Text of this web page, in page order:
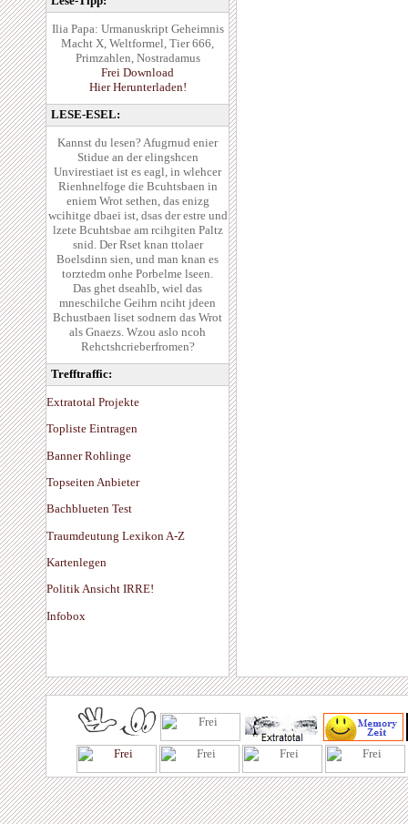
Ilia Papa: Urmanuskript Geheimnis
Macht X, Weltformel, Tier 666,
Primzahlen, Nostradamus
Frei Download
Hier Herunterladen!
LESE-ESEL:
Kannst du lesen? Afugrnud enier
Stidue an der elingshcen
Unvirestiaet ist es eagl, in wlehcer
Rienhnelfoge die Bcuhtsbaen in
eniem Wrot sethen, das enizg
wcihitge dbaei ist, dsas der estre und
lzete Bcuhtsbae am rcihgiten Paltz
snid. Der Rset knan ttolaer
Boelsdinn sien, und man knan es
torztedm onhe Porbelme lseen.
Das ghet dseahlb, wiel das
mneschilche Geihrn nciht jdeen
Bchustbaen liset sodnern das Wrot
als Gnaezs. Wzou aslo ncoh
Rehctshcrieberfromen?
Trefftraffic:
Extratotal Projekte
Topliste Eintragen
Banner Rohlinge
Topseiten Anbieter
Bachblueten Test
Traumdeutung Lexikon A-Z
Kartenlegen
Politik Ansicht IRRE!
Infobox